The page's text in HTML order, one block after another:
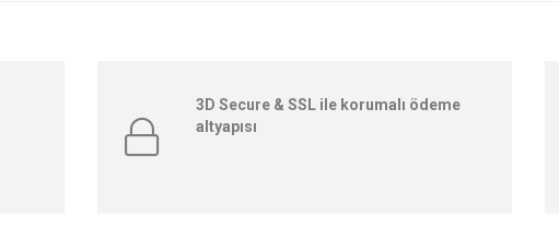
3D Secure & SSL ile korumalı ödeme
altyapısı